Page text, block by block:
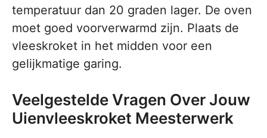
temperatuur dan 20 graden lager. De oven
moet goed voorverwarmd zijn. Plaats de
vleeskroket in het midden voor een
gelijkmatige garing.
Veelgestelde Vragen Over Jouw
Uienvleeskroket Meesterwerk